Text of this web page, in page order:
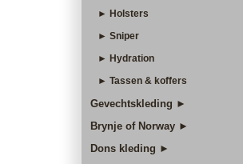
► Holsters
► Sniper
► Hydration
► Tassen & koffers
Gevechtskleding ►
Brynje of Norway ►
Dons kleding ►